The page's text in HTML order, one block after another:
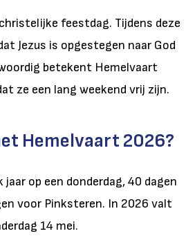
feestdag. Tijdens deze
Jezus is opgestegen naar God
betekent Hemelvaart
ze een lang weekend vrij zijn.
Hemelvaart 2026?
op een donderdag, 40 dagen
voor Pinksteren. In 2026 valt
14 mei.